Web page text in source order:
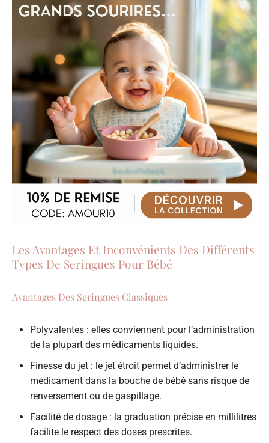
Les Avantages Et Inconvénients Des Différents
Types De Seringues Pour Bébé
Avantages Des Seringues Classiques
Polyvalentes : elles conviennent pour l’administration
de la plupart des médicaments liquides.
Finesse du jet : le jet étroit permet d’administrer le
médicament dans la bouche de bébé sans risque de
renversement ou de gaspillage.
Facilité de dosage : la graduation précise en millilitres
facilite le respect des doses prescrites.